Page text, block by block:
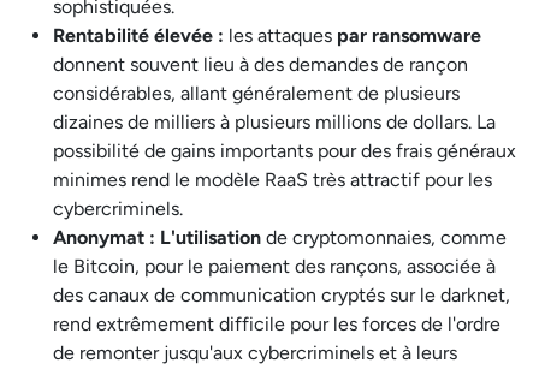
sophistiquées.
Rentabilité élevée : les attaques par ransomware
donnent souvent lieu à des demandes de rançon
considérables, allant généralement de plusieurs
dizaines de milliers à plusieurs millions de dollars. La
possibilité de gains importants pour des frais généraux
minimes rend le modèle RaaS très attractif pour les
cybercriminels.
Anonymat : L'utilisation de cryptomonnaies, comme
le Bitcoin, pour le paiement des rançons, associée à
des canaux de communication cryptés sur le darknet,
rend extrêmement difficile pour les forces de l'ordre
de remonter jusqu'aux cybercriminels et à leurs